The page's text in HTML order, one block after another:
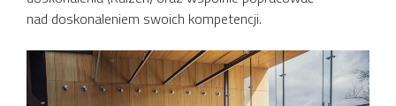
nad doskonaleniem swoich kompetencji.